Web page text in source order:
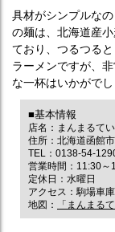
具材がシンプルな
の麺は、北海道産
ており、つるつる
ラーメンですが、
な一杯はいかがでし
■基本情報
店名：まんまるてい
住所：北海道函館
TEL：0138-54-
営業時間：11:30～
定休日：水曜日
アクセス：駒場車
地図：
「まんまる